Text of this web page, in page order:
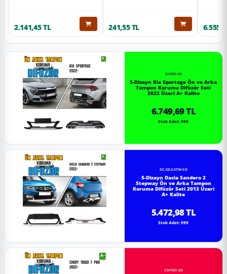
2.141,45 TL 241,55 TL
KI-SP5-SD
S-Dizayn Kia Sportage Ön ve Arka
Tampon Koruma Difüzör Seti
2022 Üzeri A+ Kalite
6.749,69 TL
Stok Adet: 999
DC-SD2-STW-SD
S-Dizayn Dacia Sandero 2
Stepway Ön ve Arka Tampon
Koruma Difüzör Seti 2013 Üzeri
A+ Kalite
5.472,98 TL
Stok Adet: 999
CH-TG7-SD